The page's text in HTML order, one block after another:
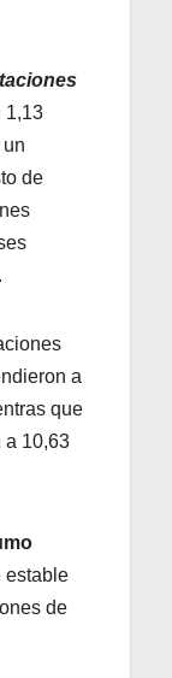
1,13
de
a
que
a 10,63
estable
de